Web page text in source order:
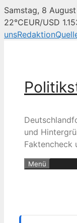
Samstag, 8
22°CEUR/USD
unsRedaktion
und
Faktencheck
Menü